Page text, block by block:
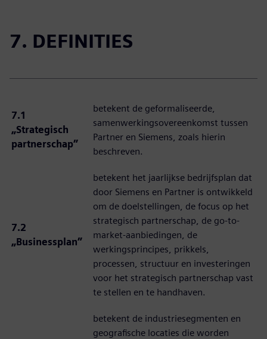
7. DEFINITIES
7.1
„Strategisch
partnerschap”
betekent de geformaliseerde,
samenwerkingsovereenkomst tussen
Partner en Siemens, zoals hierin
beschreven.
7.2
„Businessplan”
betekent het jaarlijkse bedrijfsplan dat
door Siemens en Partner is ontwikkeld
om de doelstellingen, de focus op het
strategisch partnerschap, de go-to-
market-aanbiedingen, de
werkingsprincipes, prikkels,
processen, structuur en investeringen
voor het strategisch partnerschap vast
te stellen en te handhaven.
betekent de industriesegmenten en
geografische locaties die worden